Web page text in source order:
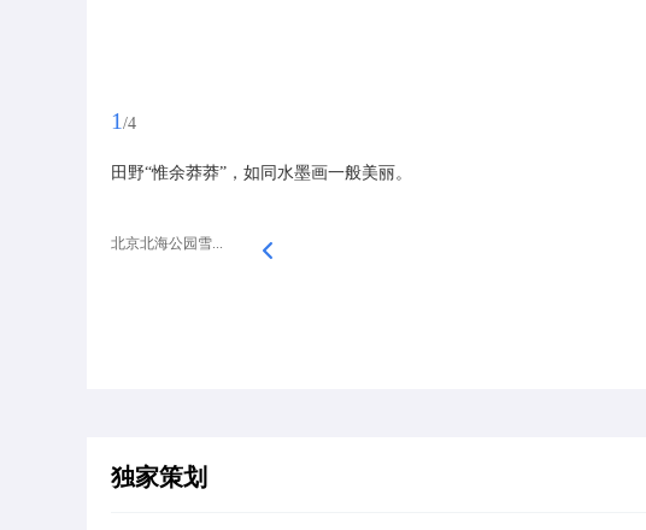
1 /4
田野“惟余莽莽”，如同水墨画一般美丽。
北京北海公园雪...
独家策划